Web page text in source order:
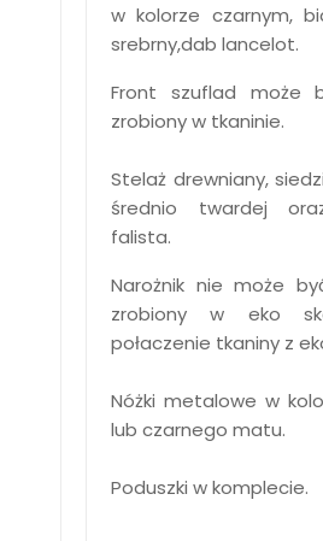
w kolorze czarnym,
srebrny,dab lancelot.
Front szuflad może
zrobiony w tkaninie.
Stelaż drewniany,
średnio twardej
falista.
Narożnik nie może
zrobiony w eko
połaczenie tkaniny z
Nóżki metalowe w
lub czarnego matu.
Poduszki w komplecie.